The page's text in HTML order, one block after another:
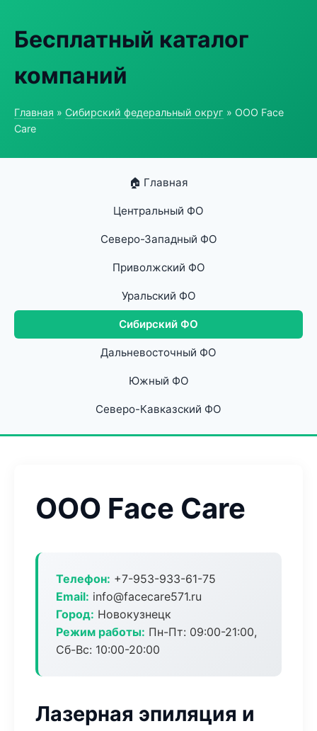
Бесплатный каталог
компаний
Главная » Сибирский федеральный округ » ООО Face
Care
🏠 Главная
Центральный ФО
Северо-Западный ФО
Приволжский ФО
Уральский ФО
Сибирский ФО
Дальневосточный ФО
Южный ФО
Северо-Кавказский ФО
ООО Face Care
Телефон: +7-953-933-61-75
Email: info@facecare571.ru
Город: Новокузнецк
Режим работы: Пн-Пт: 09:00-21:00,
Сб-Вс: 10:00-20:00
Лазерная эпиляция и